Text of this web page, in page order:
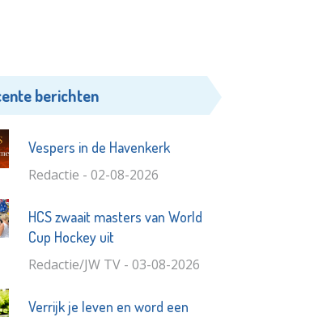
berichten
Vespers in de Havenkerk
Redactie - 02-08-2026
HCS zwaait masters van World
Cup Hockey uit
Redactie/JW TV - 03-08-2026
Verrijk je leven en word een